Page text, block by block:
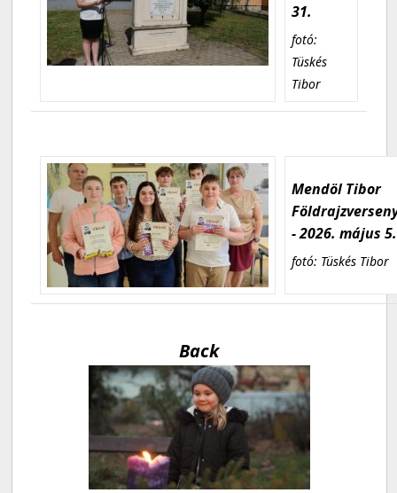
31.
fotó:
Tüskés
Tibor
Mendöl Tibor
- 2026. május 5.
fotó: Tüskés Tibor
Back